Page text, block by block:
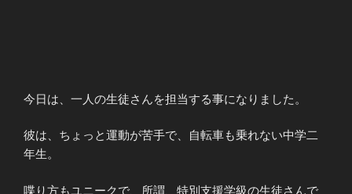
今日は、一人の生徒さんを担当する事になりました。
彼は、ちょっと運動が苦手で、自転車も乗れない中学二
年生。
喋り方もユニークで、所謂、特別支援学級の生徒さんで